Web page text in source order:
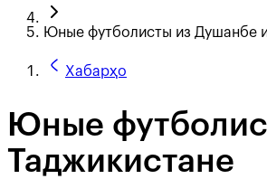
Юные футболисты из Душанбе
Хабарҳо
Юные
Таджикистане